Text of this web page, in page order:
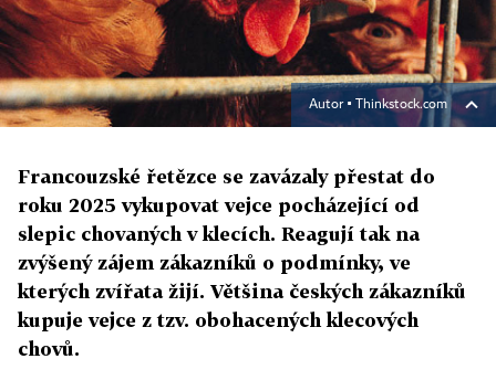
Autor ▪ Thinkstock.com
Francouzské řetězce se zavázaly přestat do
roku 2025 vykupovat vejce pocházející od
slepic chovaných v klecích. Reagují tak na
zvýšený zájem zákazníků o podmínky, ve
kterých zvířata žijí. Většina českých zákazníků
kupuje vejce z tzv. obohacených klecových
chovů.